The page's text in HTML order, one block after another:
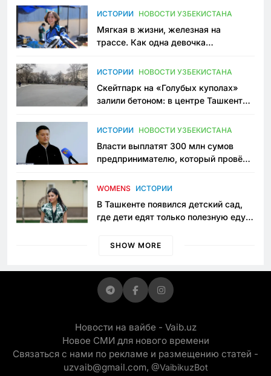
ИСТОРИИ НОВОСТИ УЗБЕКИСТАНА
Мягкая в жизни, железная на
трассе. Как одна девочка
Узбекистане
ИСТОРИИ НОВОСТИ УЗБЕКИСТАНА
Скейтпарк на «Голубых куполах»
залили бетоном: в центре Ташкента
пространство
ИСТОРИИ НОВОСТИ УЗБЕКИСТАНА
Власти выплатят 300 млн сумов
предпринимателю, который провёл
приговору
WOMENS ИСТОРИИ
В Ташкенте появился детский сад,
где дети едят только полезную еду.
просить «кашу без сахара»
SHOW MORE
Новости на вайбе - Vaib.uz
Новое СМИ для нового времени
Связаться с нами по рекламе и размещению статей -
uzvaib@gmail.com, @VaibikuzBot